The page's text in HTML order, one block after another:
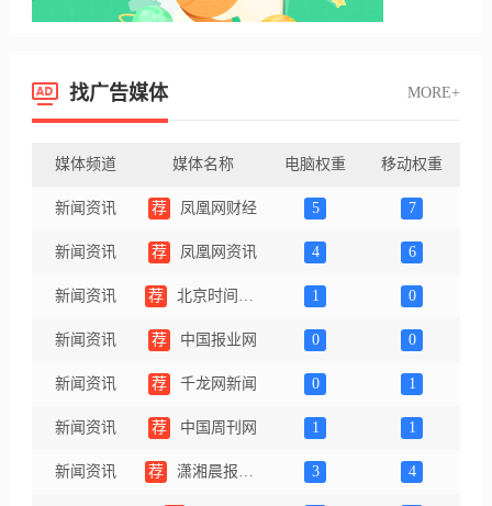
找广告媒体 MORE+
媒体频道 媒体名称 电脑权重 移动权重
新闻资讯 荐 凤凰网财经 5 7
新闻资讯 荐 凤凰网资讯 4 6
新闻资讯 荐 北京时间（北京网络广播电视台） 1 0
新闻资讯 荐 中国报业网 0 0
新闻资讯 荐 千龙网新闻 0 1
新闻资讯 荐 中国周刊网 1 1
新闻资讯 荐 潇湘晨报网（同步百家号） 3 4